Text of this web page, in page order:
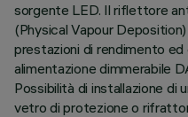
sorgente LED. Il riflettore
(Physical Vapour
prestazioni di rendimento
alimentazione dimmerabile
Possibilità di installazione di
vetro di protezione o